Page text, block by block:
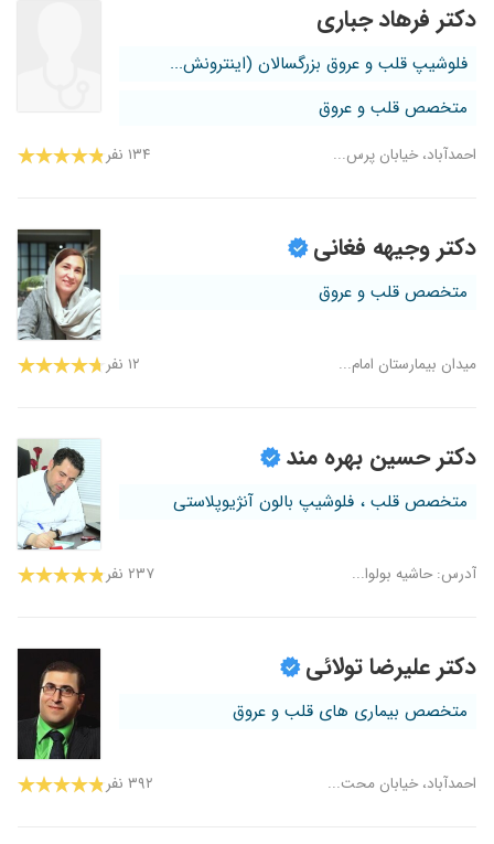
دکتر فرهاد جباری
فلوشیپ قلب و عروق بزرگسالان (اینترونش...
متخصص قلب و عروق
احمدآباد، خیابان پرس... ۱۳۴ نفر
دکتر وجیهه فغانی
متخصص قلب و عروق
میدان بیمارستان امام... ۱۲ نفر
دکتر حسین بهره مند
متخصص قلب ، فلوشیپ بالون آنژیوپلاستی
آدرس: حاشیه بولوا... ۲۳۷ نفر
دکتر علیرضا تولائی
متخصص بیماری های قلب و عروق
احمدآباد، خیابان محت... ۳۹۲ نفر